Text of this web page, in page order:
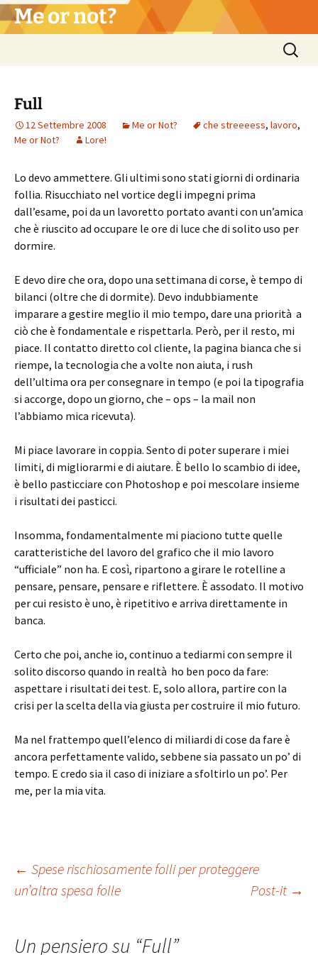
Vai
al Me or not?
Ricerca
per:
Full
12 Settembre 2008 Me or Not? che streeeess, lavoro,
Me or Not?
Lore!
Lo devo ammettere. Gli ultimi sono stati giorni di ordinaria
follia. Risucchiato nel vortice degli impegni prima
dall’esame, poi da un lavoretto portato avanti con un’amica
che è riuscito ad occupare le ore di luce che di solito uso per
dormire.
E devo dire che ora, dopo una settimana di corse, è tempo di
bilanci (oltre che di dormite). Devo indubbiamente
imparare a gestire meglio il mio tempo, dare una priorità a
ciò che è fondamentale e rispettarla. Però, per il resto, mi
piace. Il contatto diretto col cliente, la pagina bianca che si
riempe, la tecnologia che a volte non aiuta, i rush
dell’ultima ora per consegnare in tempo (e poi la tipografia
si accorge, dopo un giorno, che – ops – la mail non
l’abbiamo mica ricevuta).
Mi piace lavorare in coppia. Sento di poter superare i miei
limiti, di migliorarmi e di aiutare. È bello lo scambio di idee,
è bello pasticciare con Photoshop e poi mescolare insieme
i risultati dei pasticci.
Insomma, fondamentalmente mi piaciono tutte quelle
caratteristiche del lavoro del grafico che il mio lavoro
“ufficiale” non ha. E così, ripartono a girare le rotelline a
pensare, pensare, pensare e riflettere. È assodato. Il motivo
per cui resisto è uno, è ripetitivo e arriva direttamente in
banca.
Certo che poi, anche io, continuo a tediarmi con sempre il
solito discorso quando in realtà ho ben poco da fare:
aspettare i risultati dei test. E, solo allora, partire con la
crisi per la scelta della via giusta per costruire il mio futuro.
Ma nel frattempo quell’elenco di miliardi di cose da fare è
ancora perfettamente valido, sebbene sia passato un po’ di
tempo. E credo sia il caso di iniziare a sfoltirlo un po’. Per
me, per la mia vita.
Navigazione
← Spese rischiosamente folli per proteggere
un’altra spesa folle
Post-it →
Un pensiero su “Full”